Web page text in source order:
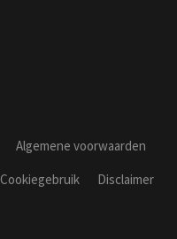
Algemene voorwaarden
Cookiegebruik
Disclaimer